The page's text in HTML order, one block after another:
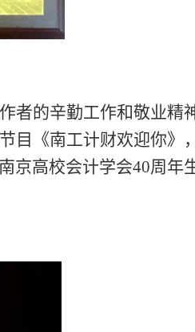
者的辛勤工作和敬业精
目《南工计财欢迎你》
京高校会计学会40周年